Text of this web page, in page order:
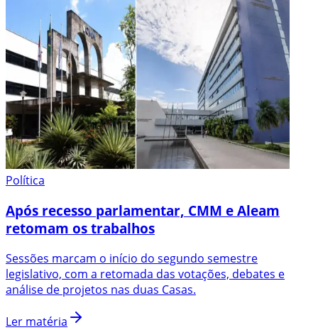
Política
Após recesso parlamentar, CMM e Aleam
retomam os trabalhos
Sessões marcam o início do segundo semestre
legislativo, com a retomada das votações, debates e
análise de projetos nas duas Casas.
Ler matéria